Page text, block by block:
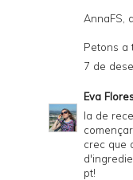
AnnaFS,
Petons a
7 de
Eva
la de
crec que
pt!